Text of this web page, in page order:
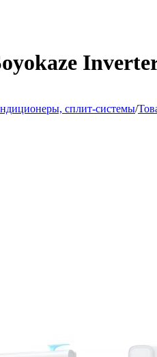
сплит-системы/